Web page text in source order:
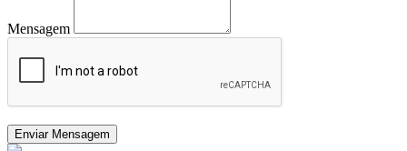
Mensagem
Enviar Mensagem